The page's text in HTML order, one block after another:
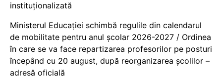
instituționalizată
Ministerul Educației schimbă regulile din calendarul
de mobilitate pentru anul școlar 2026-2027 / Ordinea
în care se va face repartizarea profesorilor pe posturi
începând cu 20 august, după reorganizarea școlilor –
adresă oficială